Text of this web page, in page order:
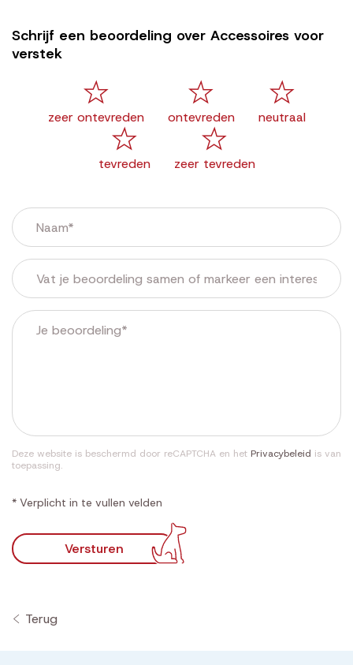
Schrijf een beoordeling over Accessoires voor
verstek
zeer ontevreden ontevreden neutraal
tevreden zeer tevreden
Deze website is beschermd door reCAPTCHA en het Privacybeleid is van
toepassing.
* Verplicht in te vullen velden
Versturen
Terug